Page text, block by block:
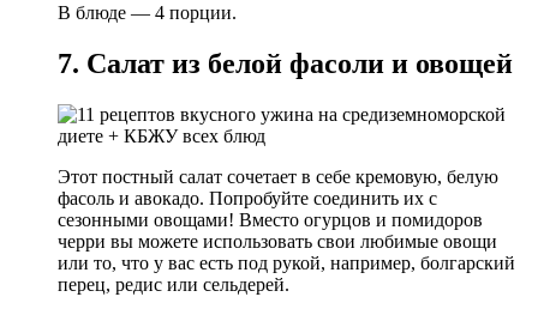
В блюде — 4 порции.
7. Салат из белой фасоли и овощей
Этот постный салат сочетает в себе кремовую, белую
фасоль и авокадо. Попробуйте соединить их с
сезонными овощами! Вместо огурцов и помидоров
черри вы можете использовать свои любимые овощи
или то, что у вас есть под рукой, например, болгарский
перец, редис или сельдерей.